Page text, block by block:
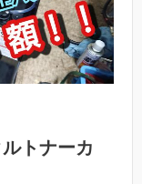
トナーカ